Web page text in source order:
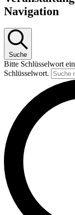
Navigation
Suche
Bitte Schlüsselwort
Schlüsselwort.